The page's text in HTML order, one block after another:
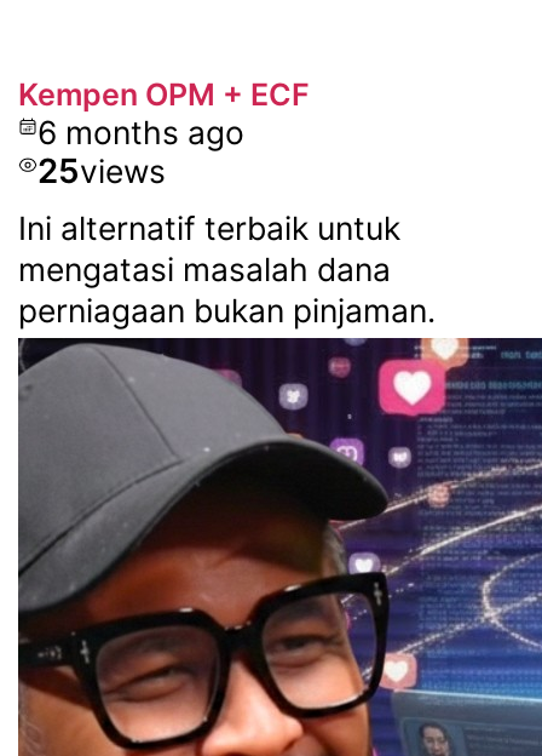
Kempen OPM + ECF
6 months ago
25views
Ini alternatif terbaik untuk
mengatasi masalah dana
perniagaan bukan pinjaman.